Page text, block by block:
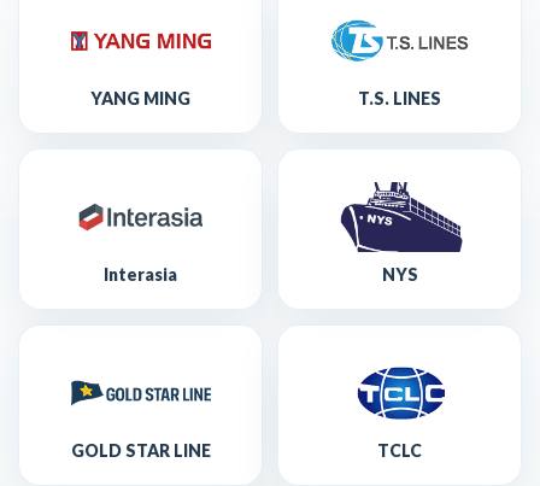
YANG MING T.S. LINES
Interasia NYS
GOLD STAR LINE TCLC